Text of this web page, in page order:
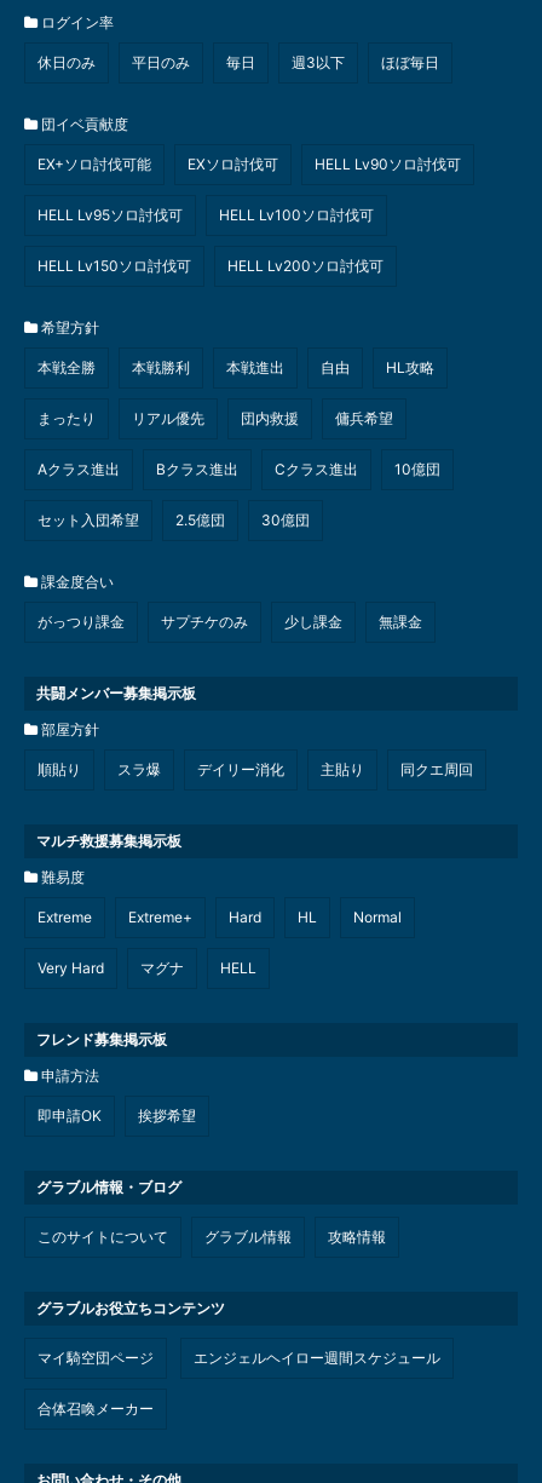
ログイン率
休日のみ 平日のみ 毎日 週3以下 ほぼ毎日
団イベ貢献度
EX+ソロ討伐可能 EXソロ討伐可 HELL Lv90ソロ討伐可
HELL Lv95ソロ討伐可 HELL Lv100ソロ討伐可
HELL Lv150ソロ討伐可 HELL Lv200ソロ討伐可
希望方針
本戦全勝 本戦勝利 本戦進出 自由 HL攻略
まったり リアル優先 団内救援 傭兵希望
Aクラス進出 Bクラス進出 Cクラス進出 10億団
セット入団希望 2.5億団 30億団
課金度合い
がっつり課金 サプチケのみ 少し課金 無課金
共闘メンバー募集掲示板
部屋方針
順貼り スラ爆 デイリー消化 主貼り 同クエ周回
マルチ救援募集掲示板
難易度
Extreme Extreme+ Hard HL Normal
Very Hard マグナ HELL
フレンド募集掲示板
申請方法
即申請OK 挨拶希望
グラブル情報・ブログ
このサイトについて グラブル情報 攻略情報
グラブルお役立ちコンテンツ
マイ騎空団ページ エンジェルヘイロー週間スケジュール
合体召喚メーカー